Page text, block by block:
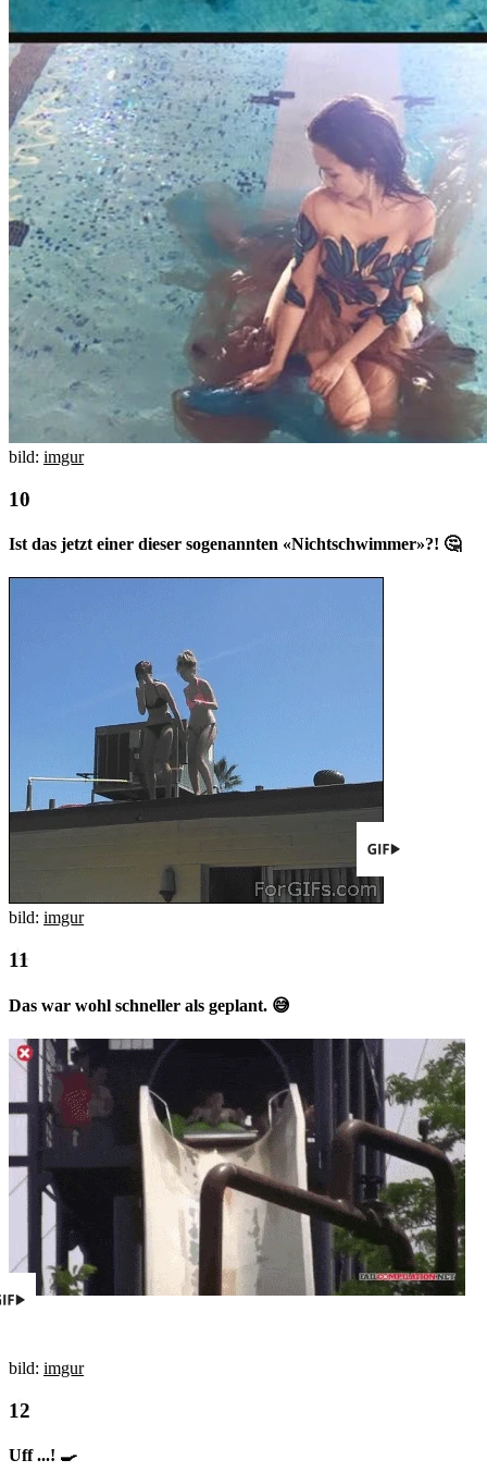
bild: imgur
Ist das jetzt einer dieser sogenannten «Nichtschwimmer»?! 🤔
bild: imgur
Das war wohl schneller als geplant. 😅
bild: imgur
Uff ...! 🍳